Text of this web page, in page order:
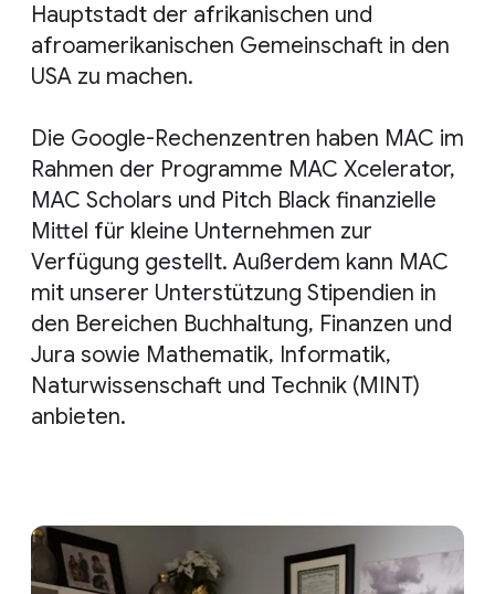
Hauptstadt der afrikanischen und
afroamerikanischen Gemeinschaft in den
USA zu machen.
Die Google-Rechenzentren haben MAC im
Rahmen der Programme MAC Xcelerator,
MAC Scholars und Pitch Black finanzielle
Mittel für kleine Unternehmen zur
Verfügung gestellt. Außerdem kann MAC
mit unserer Unterstützung Stipendien in
den Bereichen Buchhaltung, Finanzen und
Jura sowie Mathematik, Informatik,
Naturwissenschaft und Technik (MINT)
anbieten.